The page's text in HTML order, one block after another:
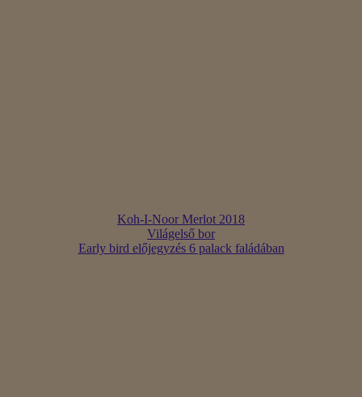
Koh-I-Noor Merlot 2018
Világelső bor
Early bird előjegyzés 6 palack faládában